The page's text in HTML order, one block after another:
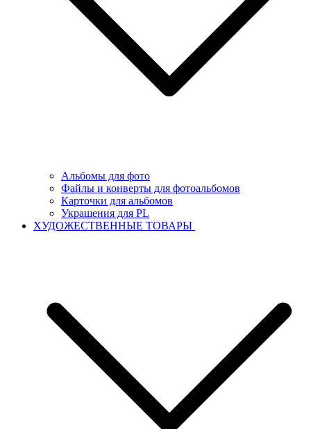
Альбомы для фото
Файлы и конверты для фотоальбомов
Карточки для альбомов
Украшения для PL
ХУДОЖЕСТВЕННЫЕ ТОВАРЫ